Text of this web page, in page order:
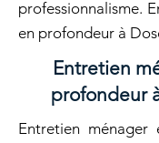
professionnalisme.
en profondeur à
Entretien
profondeur
Entretien ménager